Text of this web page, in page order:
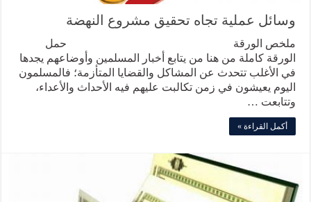
وسائل عملية تجاه تحقيق مشروع النهضة
ملخص الورقة حمل
الورقة كاملة من هنا من يتابع أخبار المسلمين وأوضاعهم يجدها
في الأغلب تتحدث عن المشاكل والقضايا المتأزمة؛ فالمسلمون
اليوم يعيشون في زمن تكالبت عليهم فيه الأحداث والأعداء،
وتتابعت …
أكمل القراءة »